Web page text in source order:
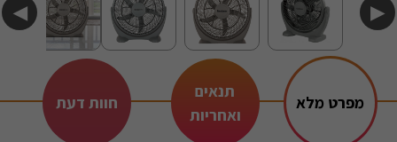
◀ ▶
מפרט מלא
תנאים
ואחריות
חוות דעת